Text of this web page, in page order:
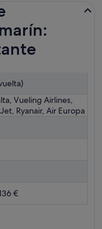
Vueling Airlines,
Ryanair, Air Europa
€